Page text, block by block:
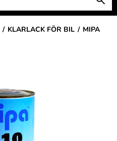
KLARLACK FÖR BIL
MIPA